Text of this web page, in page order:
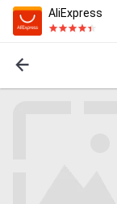
AliExpress